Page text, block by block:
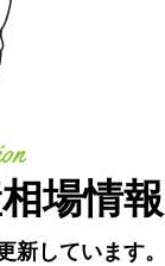
場情報
新しています。